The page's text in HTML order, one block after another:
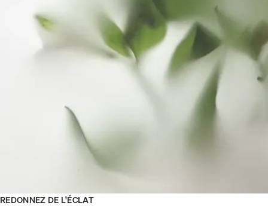
REDONNEZ DE L’ÉCLAT